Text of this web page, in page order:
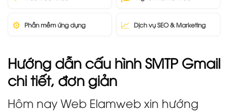
⚙️ Phần mềm ứng dụng 📈 Dịch vụ SEO & Marketing
Hướng dẫn cấu hình SMTP Gmail
chi tiết, đơn giản
Hôm nay Web Elamweb xin hướng